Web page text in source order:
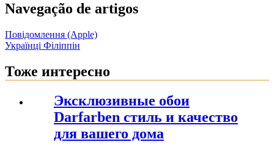
Navegação de artigos
Повідомлення (Apple)
Українці Філіппін
Тоже интересно
Эксклюзивные обои
Darfarben стиль и качество
для вашего дома